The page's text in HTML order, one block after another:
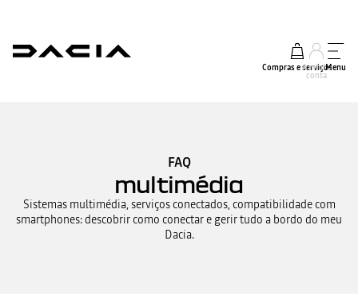
Compras e serviços
A minha
conta
Menu
FAQ
multimédia
Sistemas multimédia, serviços conectados, compatibilidade com
smartphones: descobrir como conectar e gerir tudo a bordo do meu
Dacia.